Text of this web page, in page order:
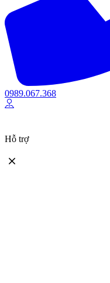
0989.067.368
Hỗ trợ